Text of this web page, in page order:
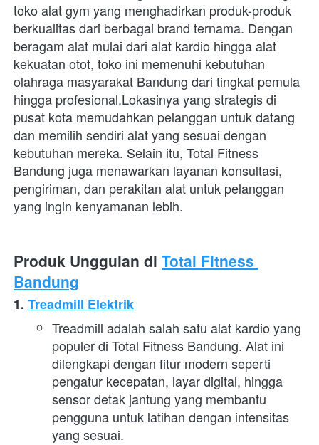
toko alat gym yang menghadirkan produk-produk
berkualitas dari berbagai brand ternama. Dengan
beragam alat mulai dari alat kardio hingga alat
kekuatan otot, toko ini memenuhi kebutuhan
olahraga masyarakat Bandung dari tingkat pemula
hingga profesional.Lokasinya yang strategis di
pusat kota memudahkan pelanggan untuk datang
dan memilih sendiri alat yang sesuai dengan
kebutuhan mereka. Selain itu, Total Fitness
Bandung juga menawarkan layanan konsultasi,
pengiriman, dan perakitan alat untuk pelanggan
yang ingin kenyamanan lebih.
Produk Unggulan di Total Fitness
Bandung
1. Treadmill Elektrik
Treadmill adalah salah satu alat kardio yang
populer di Total Fitness Bandung. Alat ini
dilengkapi dengan fitur modern seperti
pengatur kecepatan, layar digital, hingga
sensor detak jantung yang membantu
pengguna untuk latihan dengan intensitas
yang sesuai.